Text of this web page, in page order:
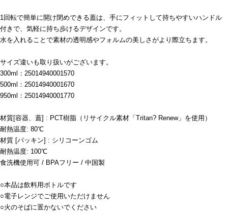
1回転で簡単に開け閉めできる蓋は、手にフィットして持ちやすいハンドル
付きで、気軽に持ち歩けるデザインです。
水を入れることで素材の透明感やフォルムの美しさがより際立ちます。
サイズ違いも取り扱いがございます。
300ml：25014940001570
500ml：25014940001670
950ml：25014940001770
材質[容器、蓋] : PCT樹脂（リサイクル素材「Tritan? Renew」を使用）
耐熱温度: 80℃
材質 [パッキン] : シリコーンゴム
耐熱温度: 100℃
食洗機使用可 / BPAフリー / 中国製
○本品は飲料用ボトルです
○電子レンジでご使用いただけません
○火のそばに置かないでください